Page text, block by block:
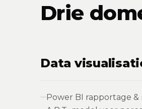
Drie
Data
Power BI rapportage